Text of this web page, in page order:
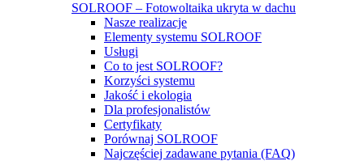
SOLROOF – Fotowoltaika ukryta w dachu
Nasze realizacje
Elementy systemu SOLROOF
Usługi
Co to jest SOLROOF?
Korzyści systemu
Jakość i ekologia
Dla profesjonalistów
Certyfikaty
Porównaj SOLROOF
Najczęściej zadawane pytania (FAQ)